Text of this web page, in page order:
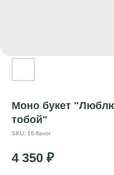
Моно букет
тобой"
SKU: 16-flavor
4 350 ₽